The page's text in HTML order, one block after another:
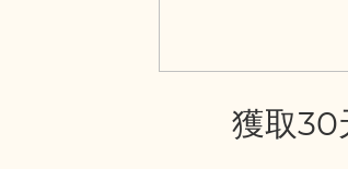
獲取30